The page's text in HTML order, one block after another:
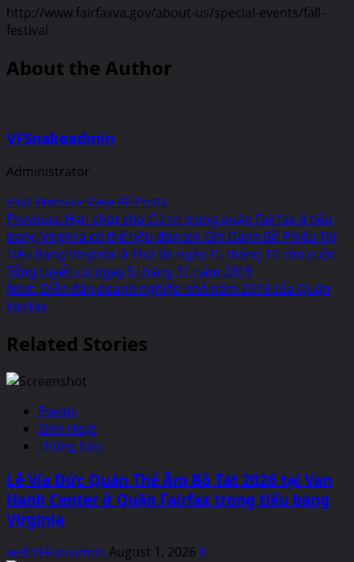
http://www.fairfaxva.gov/about-us/special-events/fall-
festival
About the Author
VFSnakeadmin
Administrator
Visit WebsiteView All Posts
Post
navigation
Previous: Hạn chót cho Cử tri trong quận Fairfax ở tiểu
bang Virginia có thể nộp đơn xin Ghi Danh Bỏ Phiếu Tại
Tiểu Bang Virginia là Thứ Ba ngày 15 tháng 10 cho cuộc
Tổng tuyển cử ngày 5 tháng 11 năm 2019
Next: Diễn đàn doanh nghiệp nhỏ năm 2019 của Quận
Fairfax
Related Stories
Events
Sinh Hoạt
Thông Báo
Lễ Vía Đức Quán Thế Âm Bồ Tát 2026 tại Van
Hanh Center ở Quận Fairfax trong tiểu bang
Virginia
webVFRanadmin August 1, 2026 0